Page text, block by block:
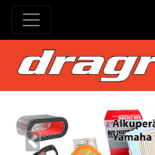
Previous